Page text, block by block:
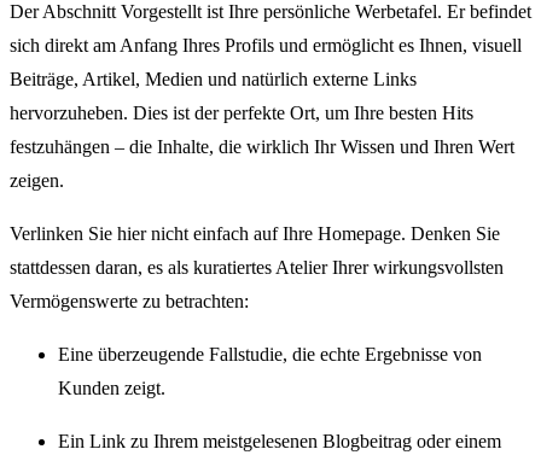
Der Abschnitt Vorgestellt ist Ihre persönliche Werbetafel. Er befindet
sich direkt am Anfang Ihres Profils und ermöglicht es Ihnen, visuell
Beiträge, Artikel, Medien und natürlich externe Links
hervorzuheben. Dies ist der perfekte Ort, um Ihre besten Hits
festzuhängen – die Inhalte, die wirklich Ihr Wissen und Ihren Wert
zeigen.
Verlinken Sie hier nicht einfach auf Ihre Homepage. Denken Sie
stattdessen daran, es als kuratiertes Atelier Ihrer wirkungsvollsten
Vermögenswerte zu betrachten:
Eine überzeugende Fallstudie, die echte Ergebnisse von
Kunden zeigt.
Ein Link zu Ihrem meistgelesenen Blogbeitrag oder einem